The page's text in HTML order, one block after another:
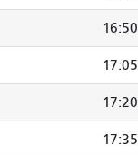
16:50
17:05
17:20
17:35